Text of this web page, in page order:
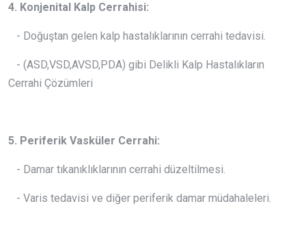
4. Konjenital Kalp Cerrahisi:
- Doğuştan gelen kalp hastalıklarının cerrahi tedavisi.
- (ASD,VSD,AVSD,PDA) gibi Delikli Kalp Hastalıkların
Cerrahi Çözümleri
5. Periferik Vasküler Cerrahi:
- Damar tıkanıklıklarının cerrahi düzeltilmesi.
- Varis tedavisi ve diğer periferik damar müdahaleleri.